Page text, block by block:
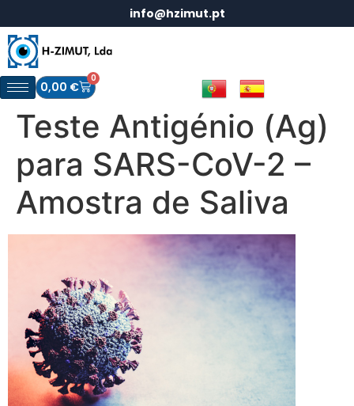
info@hzimut.pt
0,00 €
0
Teste Antigénio (Ag)
para SARS-CoV-2 –
Amostra de Saliva